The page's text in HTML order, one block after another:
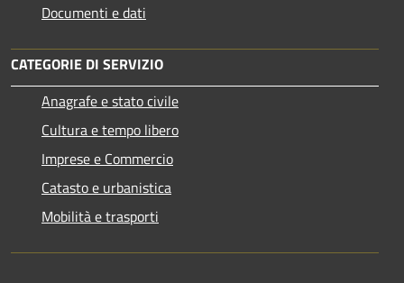
Documenti e dati
CATEGORIE DI SERVIZIO
Anagrafe e stato civile
Cultura e tempo libero
Imprese e Commercio
Catasto e urbanistica
Mobilità e trasporti